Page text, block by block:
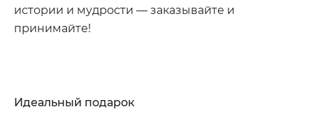
истории и мудрости — заказывайте и
принимайте!
Идеальный подарок